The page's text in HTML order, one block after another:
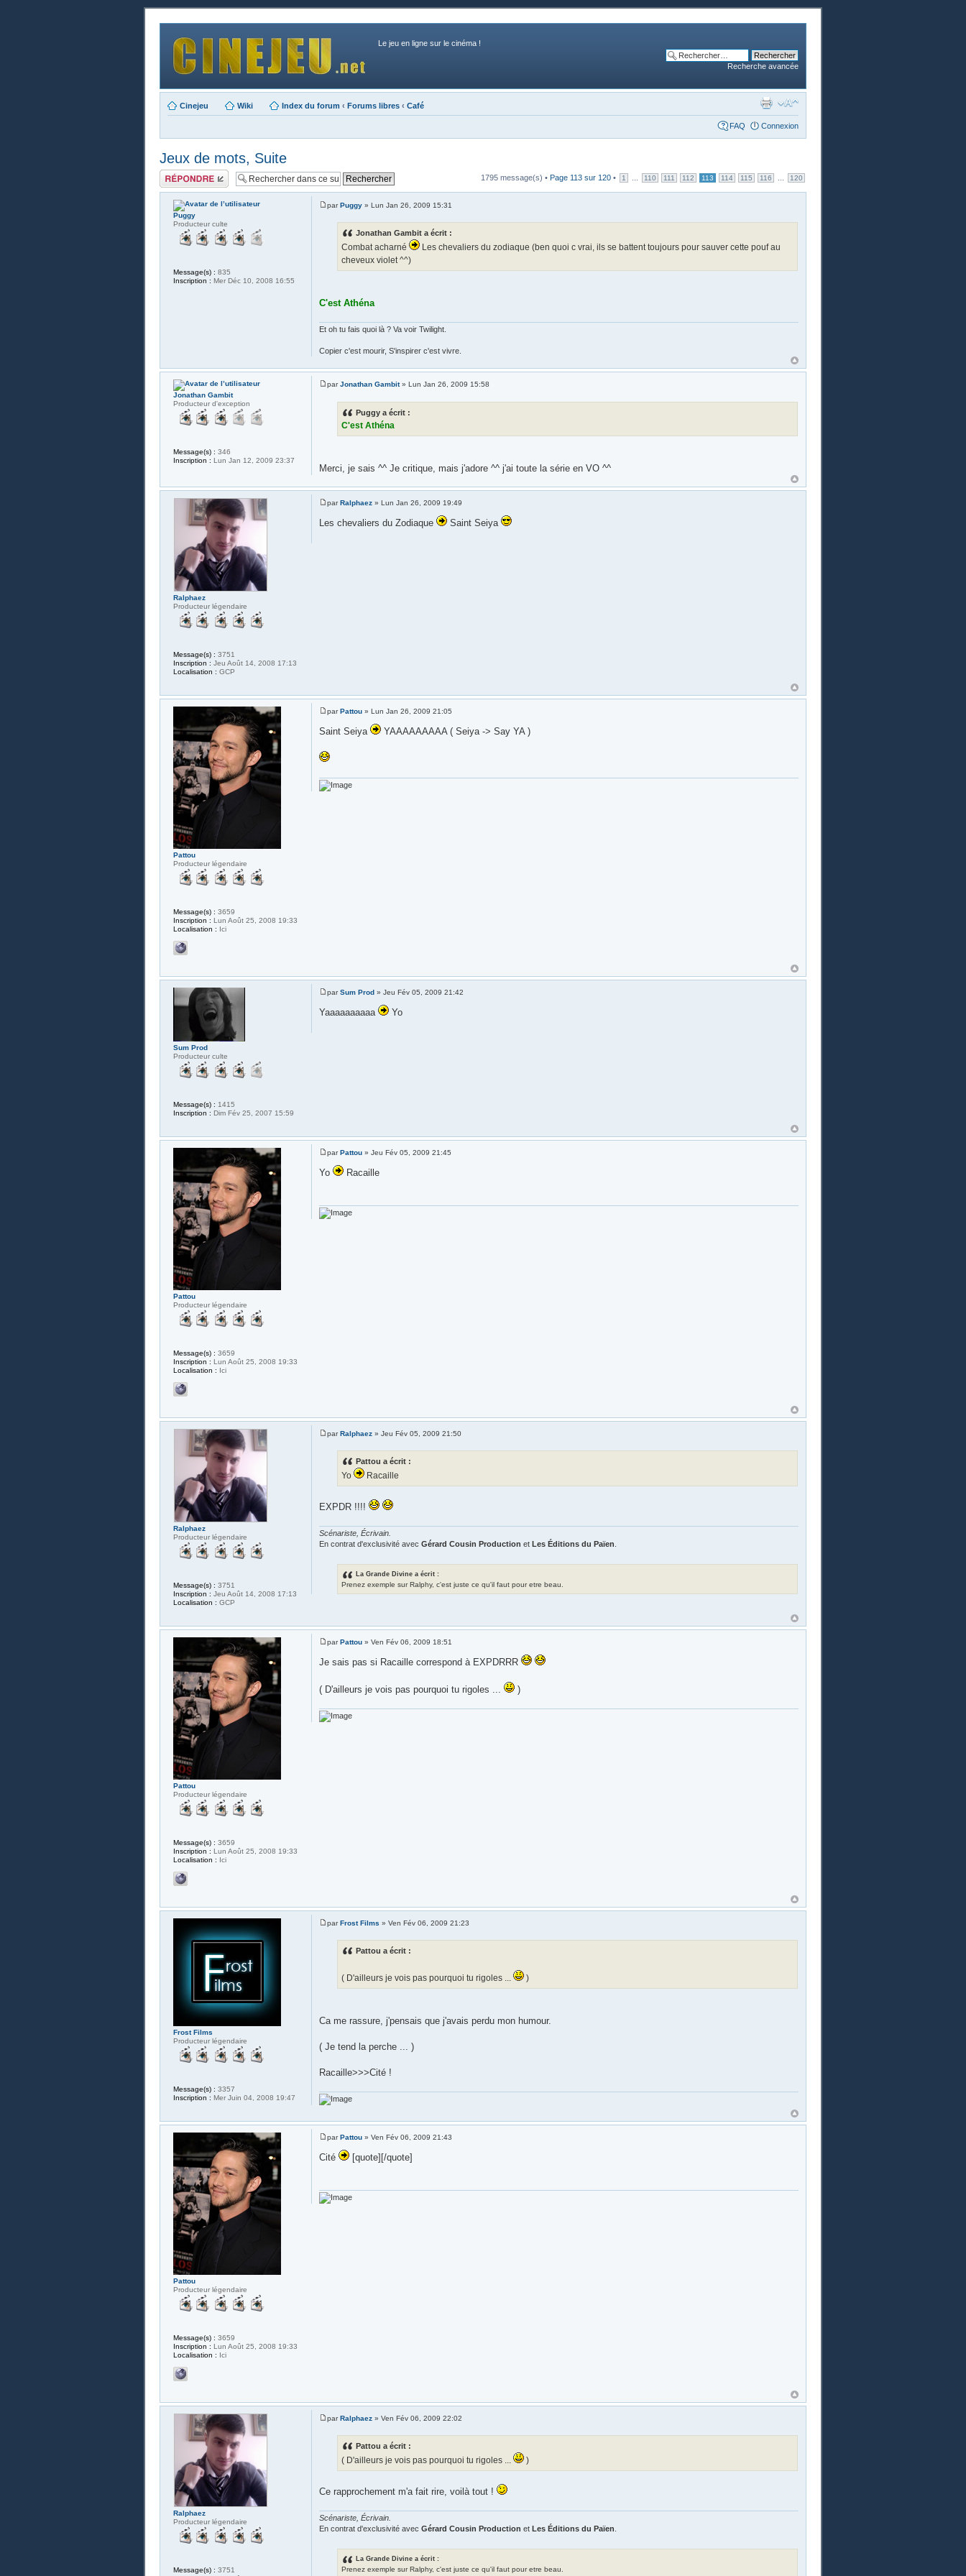
Le jeu en ligne sur le cinéma !
Recherche avancée
Cinejeu Wiki Index du forum ‹ Forums libres ‹ Café
FAQ Connexion
Jeux de mots, Suite
Publier une
réponse
1795 message(s) • Page 113 sur 120 • 1 110 111 112 113 114 115 116 120
parPuggy» Lun Jan 26, 2009 15:31
Jonathan Gambit a écrit :
Combat acharné
Les chevaliers du zodiaque (ben quoi c vrai, ils se battent toujours pour sauver cette pouf au
cheveux violet ^^)
C'est Athéna
Et oh tu fais quoi là ? Va voir Twilight.
Copier c'est mourir, S'inspirer c'est vivre.
Puggy
Producteur culte
Message(s) : 835
Inscription : Mer Déc 10, 2008 16:55
parJonathan Gambit» Lun Jan 26, 2009 15:58
Puggy a écrit :
C'est Athéna
Merci, je sais ^^ Je critique, mais j'adore ^^ j'ai toute la série en VO ^^
Jonathan Gambit
Producteur d'exception
Message(s) : 346
Inscription : Lun Jan 12, 2009 23:37
parRalphaez» Lun Jan 26, 2009 19:49
Les chevaliers du Zodiaque Saint Seiya
Ralphaez
Producteur légendaire
Message(s) : 3751
Inscription : Jeu Août 14, 2008 17:13
Localisation : GCP
parPattou» Lun Jan 26, 2009 21:05
Saint Seiya YAAAAAAAAA ( Seiya -> Say YA )
Pattou
Producteur légendaire
Message(s) : 3659
Inscription : Lun Août 25, 2008 19:33
Localisation : Ici
parSum Prod» Jeu Fév 05, 2009 21:42
Yaaaaaaaaaa Yo
Sum Prod
Producteur culte
Message(s) : 1415
Inscription : Dim Fév 25, 2007 15:59
parPattou» Jeu Fév 05, 2009 21:45
Yo Racaille
Pattou
Producteur légendaire
Message(s) : 3659
Inscription : Lun Août 25, 2008 19:33
Localisation : Ici
parRalphaez» Jeu Fév 05, 2009 21:50
Pattou a écrit :
Yo Racaille
EXPDR !!!!
Scénariste, Écrivain.
En contrat d'exclusivité avec Gérard Cousin Production et Les Éditions du Païen
La Grande Divine a écrit :
Prenez exemple sur Ralphy, c'est juste ce qu'il faut pour etre beau.
Ralphaez
Producteur légendaire
Message(s) : 3751
Inscription : Jeu Août 14, 2008 17:13
Localisation : GCP
parPattou» Ven Fév 06, 2009 18:51
Je sais pas si Racaille correspond à EXPDRRR
( D'ailleurs je vois pas pourquoi tu rigoles ... )
Pattou
Producteur légendaire
Message(s) : 3659
Inscription : Lun Août 25, 2008 19:33
Localisation : Ici
parFrost Films » Ven Fév 06, 2009 21:23
Pattou a écrit :
( D'ailleurs je vois pas pourquoi tu rigoles ... )
Ca me rassure, j'pensais que j'avais perdu mon humour.
( Je tend la perche ... )
Racaille>>>Cité !
Frost Films
Producteur légendaire
Message(s) : 3357
Inscription : Mer Juin 04, 2008 19:47
parPattou» Ven Fév 06, 2009 21:43
Cité [quote][/quote]
Pattou
Producteur légendaire
Message(s) : 3659
Inscription : Lun Août 25, 2008 19:33
Localisation : Ici
parRalphaez» Ven Fév 06, 2009 22:02
Pattou a écrit :
( D'ailleurs je vois pas pourquoi tu rigoles ... )
Ce rapprochement m'a fait rire, voilà tout !
Scénariste, Écrivain.
En contrat d'exclusivité avec Gérard Cousin Production et Les Éditions du Païen
La Grande Divine a écrit :
Prenez exemple sur Ralphy, c'est juste ce qu'il faut pour etre beau.
Ralphaez
Producteur légendaire
Message(s) : 3751